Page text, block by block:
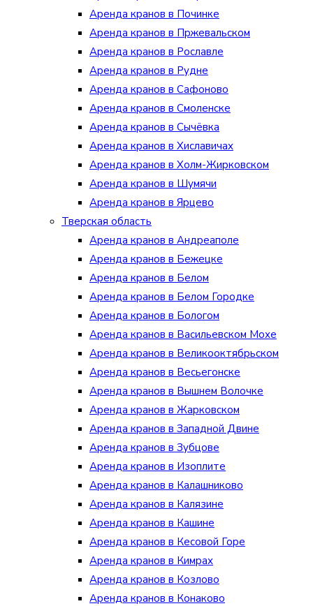
Аренда кранов в Починке
Аренда кранов в Пржевальском
Аренда кранов в Рославле
Аренда кранов в Рудне
Аренда кранов в Сафоново
Аренда кранов в Смоленске
Аренда кранов в Сычёвка
Аренда кранов в Хиславичах
Аренда кранов в Холм-Жирковском
Аренда кранов в Шумячи
Аренда кранов в Ярцево
Тверская область
Аренда кранов в Андреаполе
Аренда кранов в Бежецке
Аренда кранов в Белом
Аренда кранов в Белом Городке
Аренда кранов в Бологом
Аренда кранов в Васильевском Мохе
Аренда кранов в Великооктябрьском
Аренда кранов в Весьегонске
Аренда кранов в Вышнем Волочке
Аренда кранов в Жарковском
Аренда кранов в Западной Двине
Аренда кранов в Зубцове
Аренда кранов в Изоплите
Аренда кранов в Калашниково
Аренда кранов в Калязине
Аренда кранов в Кашине
Аренда кранов в Кесовой Горе
Аренда кранов в Кимрах
Аренда кранов в Козлово
Аренда кранов в Конаково